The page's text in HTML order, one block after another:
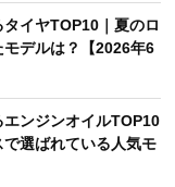
タイヤTOP10｜夏のロ
デルは？【2026年6
エンジンオイルTOP10
で選ばれている人気モ